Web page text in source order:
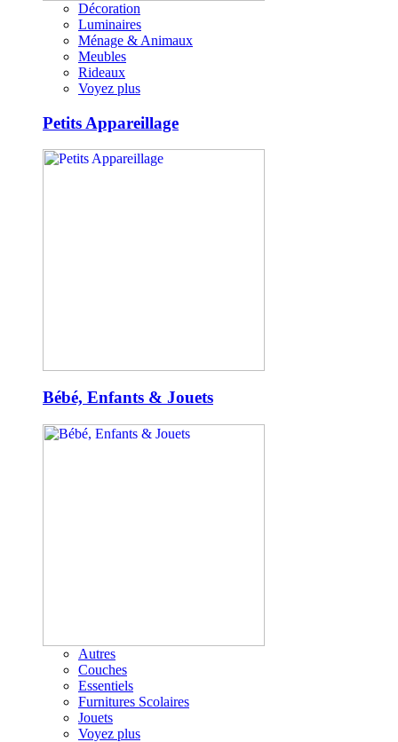
Décoration
Luminaires
Ménage & Animaux
Meubles
Rideaux
Voyez plus
Petits Appareillage
Bébé, Enfants & Jouets
Autres
Couches
Essentiels
Furnitures Scolaires
Jouets
Voyez plus